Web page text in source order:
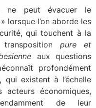
ne peut évacuer le
lorsque l’on aborde les
qui touchent à la
pure et
aux questions
profondément
qui existent à l’échelle
économiques,
de leur